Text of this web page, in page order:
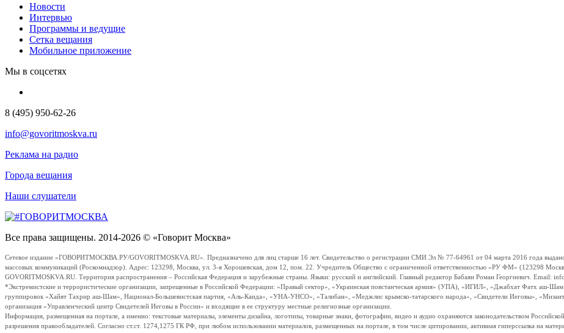
Новости
Интервью
Программы и ведущие
Сетка вещания
Мобильное приложение
Мы в соцсетях
8 (495) 950-62-26
info@govoritmoskva.ru
Реклама на радио
Города вещания
Наши слушатели
Все права защищены. 2014-2026 © «Говорит Москва»
Сетевое издание «ГОВОРИТМОСКВА.РУ/GOVORITMOSKVA.RU». Предназначено для лиц старше 16 лет. Свидетельство о регистрации СМИ Эл № 77-64961 от 04 марта 2016 года
массовых коммуникаций (Роскомнадзор). Адрес: 123298, Москва, ул. 3-я Хорошевская, дом 12, пом. 22. Учредитель Общество с ограниченной ответственностью «РУ ФМ» (123298
GOVORITMOSKVA.RU. Территория распространения – Российская Федерация и зарубежные страны. Языки: русский и английский. Главный редактор Бабаян Роман Георгиевич. Email:
*Экстремистские и террористические организации, запрещенные в Российской Федерации: «Правый сектор», «Украинская повстанческая армия» (УПА), «ИГИЛ», «Джабхат Фатх аш-
группировок «Хайят Тахрир аш-Шам», Национал-Большевистская партия, «Аль-Каида», «УНА-УНСО», «Талибан», «Меджлис крымско-татарского народа», «Свидетели Иеговы»,
организация «Управленческий центр Свидетелей Иеговы в России» и входящие в ее структуру местные религиозные организации.
Информация, размещенная на портале, а именно: текстовые материалы, элементы дизайна, логотипы, товарные знаки, фотографии, видео и аудио охраняются законодательством
разрешения правообладателей. Согласно ст.ст. 1274,1275 ГК РФ, при любом использовании материалов, размещенных на портале, в том числе цитировании, активная гиперссылка на